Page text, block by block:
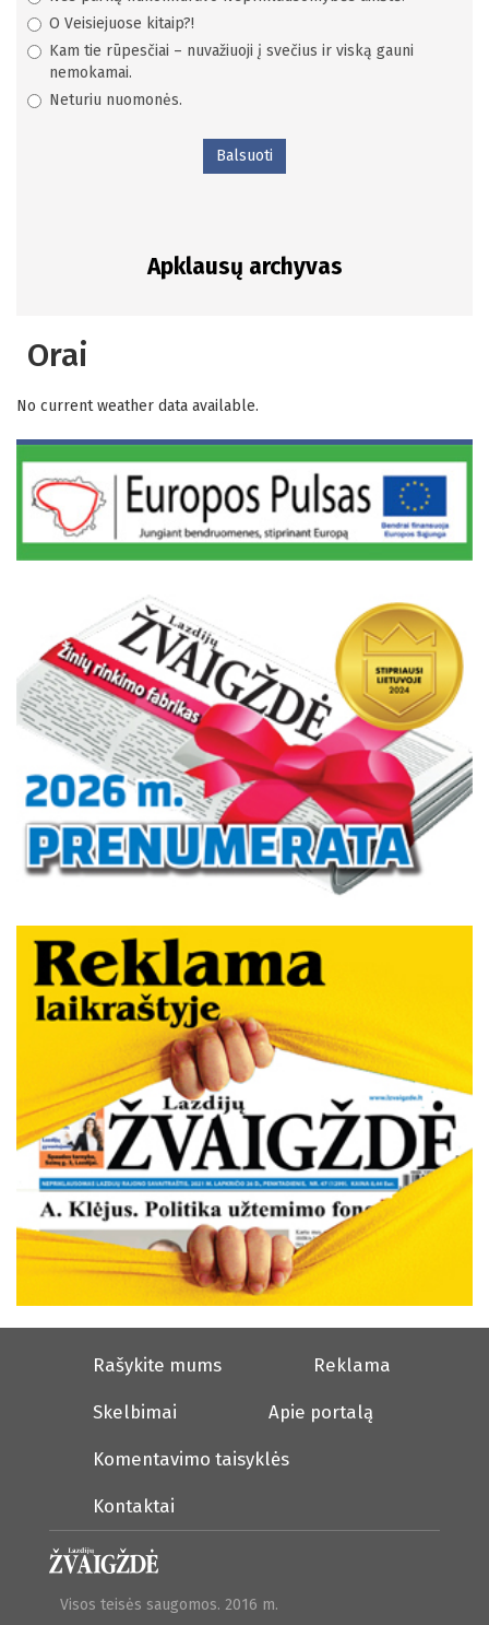
O Veisiejuose kitaip?!
Kam tie rūpesčiai – nuvažiuoji į svečius ir viską gauni
nemokamai.
Neturiu nuomonės.
Balsuoti
Apklausų archyvas
Orai
No current weather data available.
Rašykite mums Reklama
Skelbimai Apie portalą
Komentavimo taisyklės
Kontaktai
Visos teisės saugomos. 2016 m.